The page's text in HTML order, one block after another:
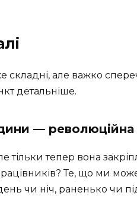
складні, але важко
детальніше.
—
тільки тепер вона
Те, що ми
чи ніч, раненько чи